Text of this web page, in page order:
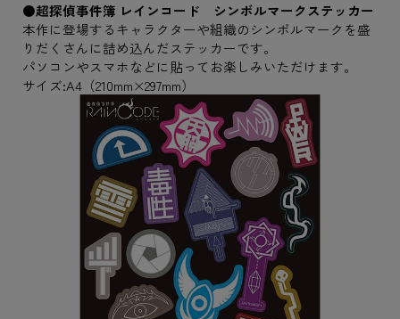
●超探偵事件簿 レインコード シンボルマークステッカー
本作に登場するキャラクターや組織のシンボルマークを盛
りだくさんに詰め込んだステッカーです。
パソコンやスマホなどに貼ってお楽しみいただけます。
サイズ:A4（210mm×297mm）